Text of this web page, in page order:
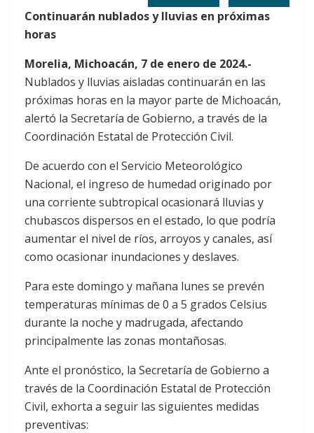
Continuarán nublados y lluvias en próximas
horas
Morelia, Michoacán, 7 de enero de 2024.-
Nublados y lluvias aisladas continuarán en las
próximas horas en la mayor parte de Michoacán,
alertó la Secretaría de Gobierno, a través de la
Coordinación Estatal de Protección Civil.
De acuerdo con el Servicio Meteorológico
Nacional, el ingreso de humedad originado por
una corriente subtropical ocasionará lluvias y
chubascos dispersos en el estado, lo que podría
aumentar el nivel de ríos, arroyos y canales, así
como ocasionar inundaciones y deslaves.
Para este domingo y mañana lunes se prevén
temperaturas mínimas de 0 a 5 grados Celsius
durante la noche y madrugada, afectando
principalmente las zonas montañosas.
Ante el pronóstico, la Secretaría de Gobierno a
través de la Coordinación Estatal de Protección
Civil, exhorta a seguir las siguientes medidas
preventivas: